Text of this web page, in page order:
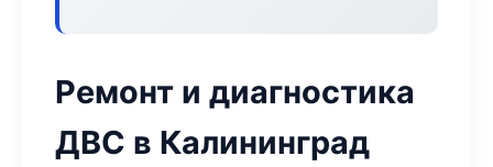
Ремонт и диагностика
ДВС в Калининград